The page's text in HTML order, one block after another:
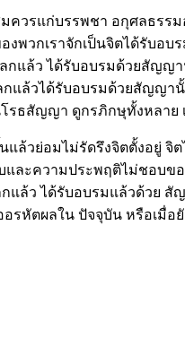
ควรแก่บรรพชา อกุศลธรร
พวกเราจักเป็นจิตได้รับอ
ล้ว ได้รับอบรมด้วยสัญญา
ล้วได้รับอบรมด้วยสัญญา
รธสัญญา ดูกรภิกษุทั้งหลาย
ล้วย่อมไม่รัดรึงจิตตั้งอยู่
ะความประพฤติไม่ชอบข
แล้ว ได้รับอบรมแล้วด้วย
หัตผลใน ปัจจุบัน หรือเมื่อ